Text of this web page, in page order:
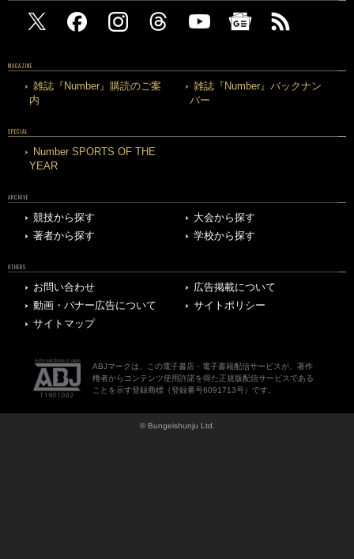
MAGAZINE
雑誌『Number』購読のご案
内
雑誌『Number』バックナン
バー
SPECIAL
Number SPORTS OF THE
YEAR
ARCHIVE
競技から探す
大会から探す
著者から探す
学校から探す
OTHERS
お問い合わせ
広告掲載について
動画・バナー広告について
サイトポリシー
サイトマップ
ABJマークは、この電子書店・電子書籍配信サービスが、著作
権者からコンテンツ使用許諾を得た正規版配信サービスである
ことを示す登録商標（登録番号6091713号）です。
© Bungeishunju Ltd.